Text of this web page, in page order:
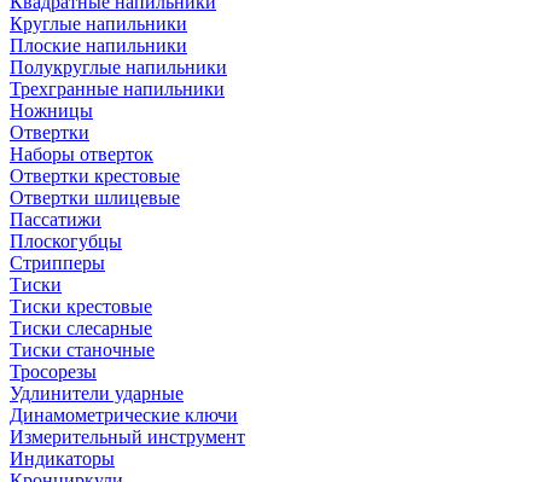
Круглые напильники
Плоские напильники
Полукруглые напильники
Трехгранные напильники
Ножницы
Отвертки
Наборы отверток
Отвертки крестовые
Отвертки шлицевые
Пассатижи
Плоскогубцы
Стрипперы
Тиски
Тиски крестовые
Тиски слесарные
Тиски станочные
Тросорезы
Удлинители ударные
Динамометрические ключи
Измерительный инструмент
Индикаторы